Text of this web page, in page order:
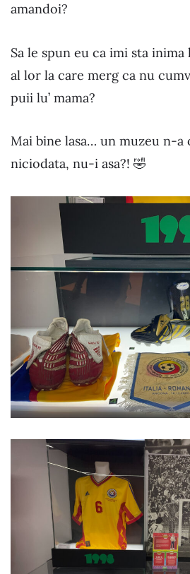
amandoi?
Sa le spun eu ca imi sta
al lor la care merg ca nu
puii lu’ mama?
Mai bine lasa… un muzeu n-
niciodata, nu-i asa?! 🤣